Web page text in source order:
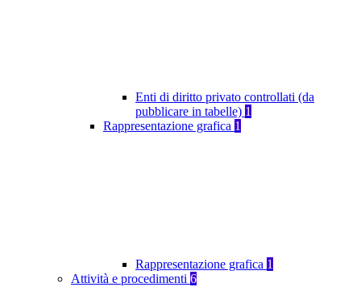
Enti di diritto privato controllati (da
pubblicare in tabelle) 1
Rappresentazione grafica 1
Rappresentazione grafica 1
Attività e procedimenti 6